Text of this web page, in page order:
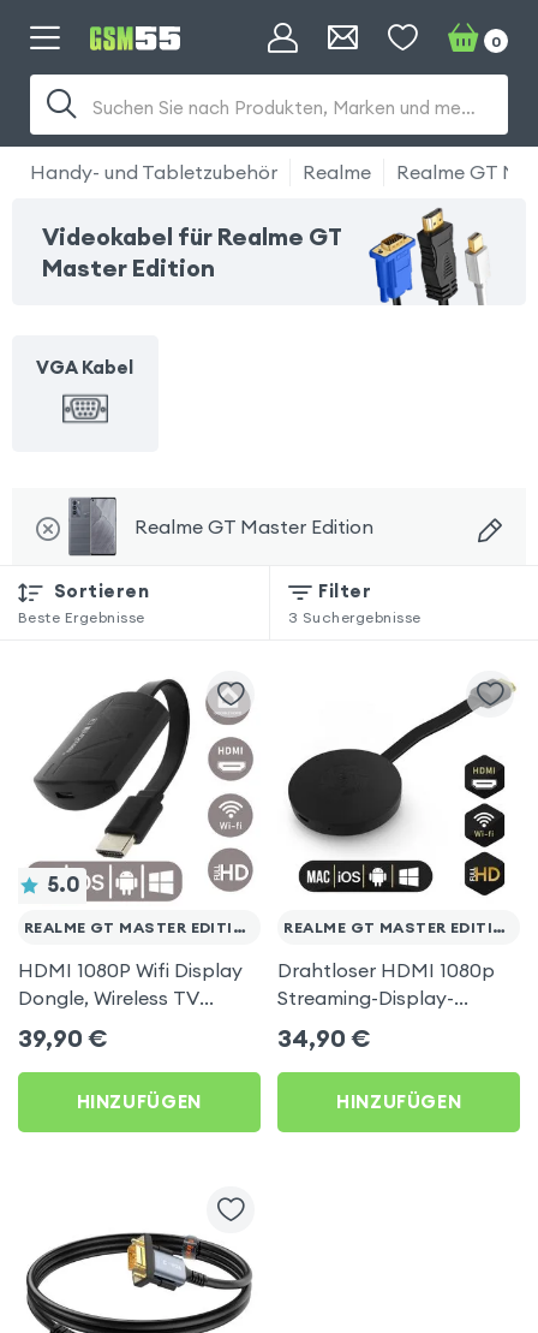
Suchen Sie nach Produkten, Marken und mehr...
0
Handy- und Tabletzubehör Realme Realme GT
Videokabel für Realme GT
Master Edition
VGA Kabel
Realme GT Master Edition
Sortieren
Beste Ergebnisse
Filter
3 Suchergebnisse
5.0
REALME GT MASTER EDITION
HDMI 1080P Wifi Display
Dongle, Wireless TV
Display Adapter für
Realme GT Master Edition
39,90 €
HINZUFÜGEN
REALME GT MASTER EDITION
Drahtloser HDMI 1080p
Streaming-Display-
Dongle, TV-Video-
Empfänger (Miracast,
AirPlay, DLNA-
kompatibel) für Realme
GT Master Edition
34,90 €
HINZUFÜGEN